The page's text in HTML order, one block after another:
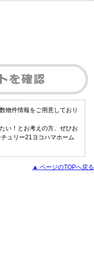
物件情報をご用意しており
い！とお考えの方、ぜひお
ュリー21ヨコハマホーム
▲ ページのTOPへ戻る